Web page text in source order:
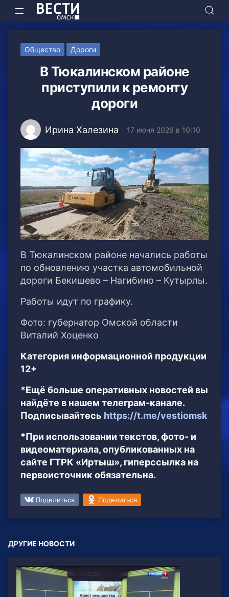
Общество Дороги
В Тюкалинском районе
приступили к ремонту
дороги
Ирина Халезина 17 июня 2026 в 10:10
В Тюкалинском районе начались работы
по обновлению участка автомобильной
дороги Бекишево – Нагибино – Кутырлы.
Работы идут по графику.
Фото: губернатор Омской области
Виталий Хоценко
Категория информационной продукции
12+
*Ещё больше оперативных новостей вы
найдёте в нашем телеграм-канале.
Подписывайтесь https://t.me/vestiomsk
*При использовании текстов, фото- и
видеоматериала, опубликованных на
сайте ГТРК «Иртыш», гиперссылка на
первоисточник обязательна.
Поделиться Поделиться
ДРУГИЕ НОВОСТИ